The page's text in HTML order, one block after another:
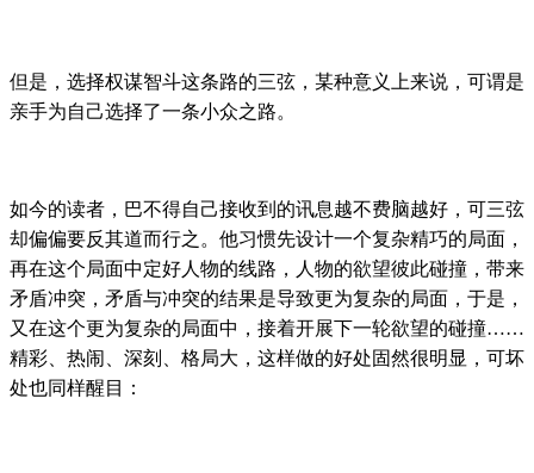
但是，选择权谋智斗这条路的三弦，某种意义上来说，可谓是
亲手为自己选择了一条小众之路。
如今的读者，巴不得自己接收到的讯息越不费脑越好，可三弦
却偏偏要反其道而行之。他习惯先设计一个复杂精巧的局面，
再在这个局面中定好人物的线路，人物的欲望彼此碰撞，带来
矛盾冲突，矛盾与冲突的结果是导致更为复杂的局面，于是，
又在这个更为复杂的局面中，接着开展下一轮欲望的碰撞……
精彩、热闹、深刻、格局大，这样做的好处固然很明显，可坏
处也同样醒目：